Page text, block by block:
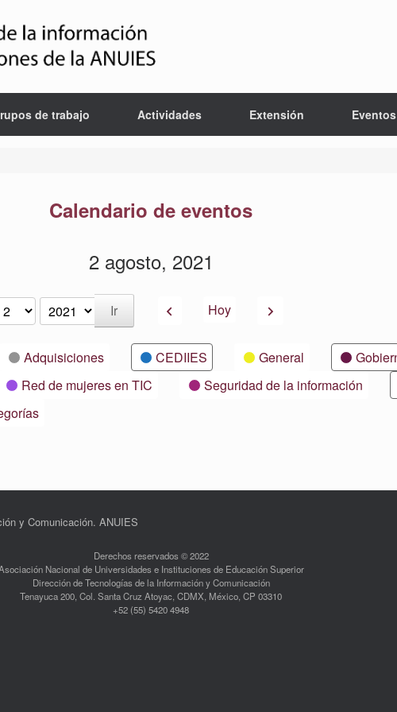
de trabajo Actividades Extensión Eventos
Calendario de eventos
2 agosto, 2021
AnteriorHoy Siguiente
Adquisiciones CEDIIES General
Red de mujeres en TIC Seguridad de la información
y Comunicación. ANUIES
Derechos reservados © 2022
Nacional de Universidades e Instituciones de Educación Superior
Dirección de Tecnologías de la Información y Comunicación
Tenayuca 200, Col. Santa Cruz Atoyac, CDMX, México, CP 03310
+52 (55) 5420 4948